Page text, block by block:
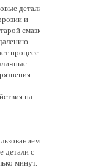
детали.
и
смазки
процесс
на
детали с
минут.